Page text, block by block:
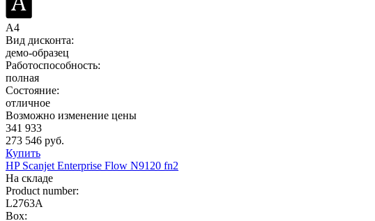
A4
Вид дисконта:
демо-образец
Работоспособность:
полная
Состояние:
отличное
Возможно изменение цены
341 933
273 546 руб.
Купить
HP Scanjet Enterprise Flow N9120 fn2
На складе
Product number:
L2763A
Box: